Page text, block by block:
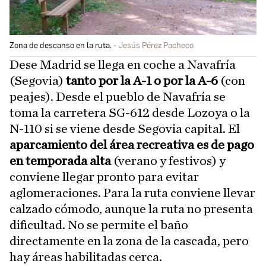
Zona de descanso en la ruta. Jesús Pérez Pacheco
Dese Madrid se llega en coche a Navafría
(Segovia) tanto por la A-1 o por la A-6 (con
peajes). Desde el pueblo de Navafría se
toma la carretera SG-612 desde Lozoya o la
N-110 si se viene desde Segovia capital. El
aparcamiento del área recreativa es de pago
en temporada alta(verano y festivos) y
conviene llegar pronto para evitar
aglomeraciones. Para la ruta conviene llevar
calzado cómodo, aunque la ruta no presenta
dificultad. No se permite el baño
directamente en la zona de la cascada, pero
hay áreas habilitadas cerca.